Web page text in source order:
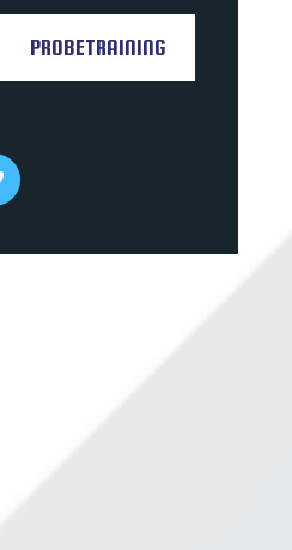
PROBETRAINING